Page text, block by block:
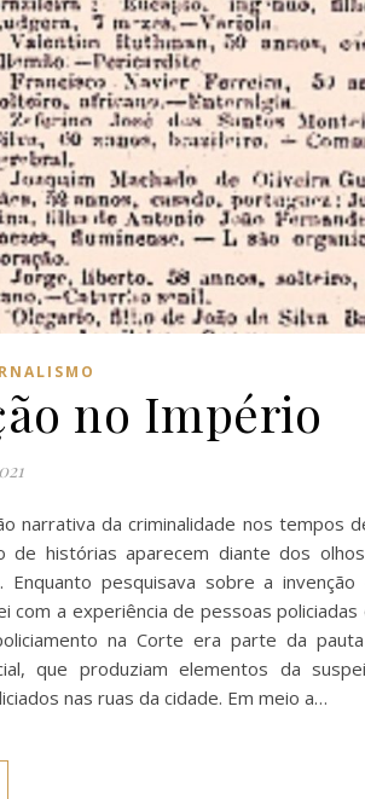
no Império
narrativa da criminalidade nos tempos
de histórias aparecem diante dos
pesquisava sobre a invenção
com a experiência de pessoas policiadas
na Corte era parte da
que produziam elementos da
nas ruas da cidade. Em meio a…